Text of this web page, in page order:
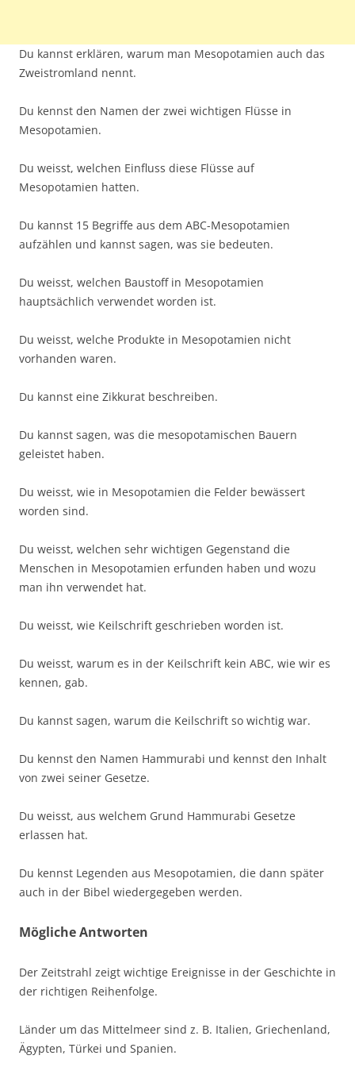
Du kannst erklären, warum man Mesopotamien auch das
Zweistromland nennt.
Du kennst den Namen der zwei wichtigen Flüsse in
Mesopotamien.
Du weisst, welchen Einfluss diese Flüsse auf
Mesopotamien hatten.
Du kannst 15 Begriffe aus dem ABC-Mesopotamien
aufzählen und kannst sagen, was sie bedeuten.
Du weisst, welchen Baustoff in Mesopotamien
hauptsächlich verwendet worden ist.
Du weisst, welche Produkte in Mesopotamien nicht
vorhanden waren.
Du kannst eine Zikkurat beschreiben.
Du kannst sagen, was die mesopotamischen Bauern
geleistet haben.
Du weisst, wie in Mesopotamien die Felder bewässert
worden sind.
Du weisst, welchen sehr wichtigen Gegenstand die
Menschen in Mesopotamien erfunden haben und wozu
man ihn verwendet hat.
Du weisst, wie Keilschrift geschrieben worden ist.
Du weisst, warum es in der Keilschrift kein ABC, wie wir es
kennen, gab.
Du kannst sagen, warum die Keilschrift so wichtig war.
Du kennst den Namen Hammurabi und kennst den Inhalt
von zwei seiner Gesetze.
Du weisst, aus welchem Grund Hammurabi Gesetze
erlassen hat.
Du kennst Legenden aus Mesopotamien, die dann später
auch in der Bibel wiedergegeben werden.
Mögliche Antworten
Der Zeitstrahl zeigt wichtige Ereignisse in der Geschichte in
der richtigen Reihenfolge.
Länder um das Mittelmeer sind z. B. Italien, Griechenland,
Ägypten, Türkei und Spanien.